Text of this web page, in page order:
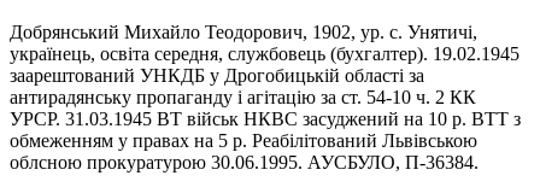
Добрянський Михайло Теодорович, 1902, ур. с. Унятичі,
українець, освіта середня, службовець (бухгалтер). 19.02.1945
заарештований УНКДБ у Дрогобицькій області за
антирадянську пропаганду і агітацію за ст. 54-10 ч. 2 КК
УРСР. 31.03.1945 ВТ військ НКВС засуджений на 10 р. ВТТ з
обмеженням у правах на 5 р. Реабілітований Львівською
облсною прокуратурою 30.06.1995. АУСБУЛО, П-36384.